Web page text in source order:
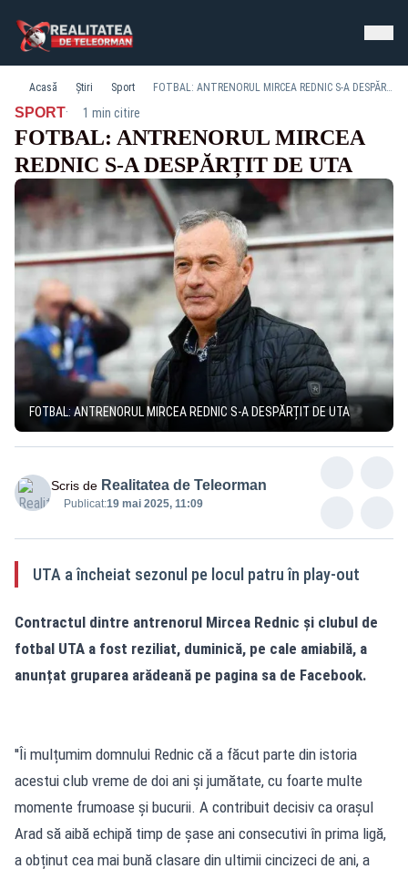
Acasă Știri Sport FOTBAL: ANTRENORUL MIRCEA REDNIC S-A DESPĂRȚIT DE UTA
SPORT· 1 min citire
FOTBAL: ANTRENORUL MIRCEA
REDNIC S-A DESPĂRȚIT DE UTA
FOTBAL: ANTRENORUL MIRCEA REDNIC S-A DESPĂRȚIT DE UTA
Scris de Realitatea de Teleorman
Publicat:19 mai 2025, 11:09
UTA a încheiat sezonul pe locul patru în play-out
Contractul dintre antrenorul Mircea Rednic și clubul de
fotbal UTA a fost reziliat, duminică, pe cale amiabilă, a
anunțat gruparea arădeană pe pagina sa de Facebook.
''Îi mulțumim domnului Rednic că a făcut parte din istoria
acestui club vreme de doi ani și jumătate, cu foarte multe
momente frumoase și bucurii. A contribuit decisiv ca orașul
Arad să aibă echipă timp de șase ani consecutivi în prima ligă,
a obținut cea mai bună clasare din ultimii cincizeci de ani, a